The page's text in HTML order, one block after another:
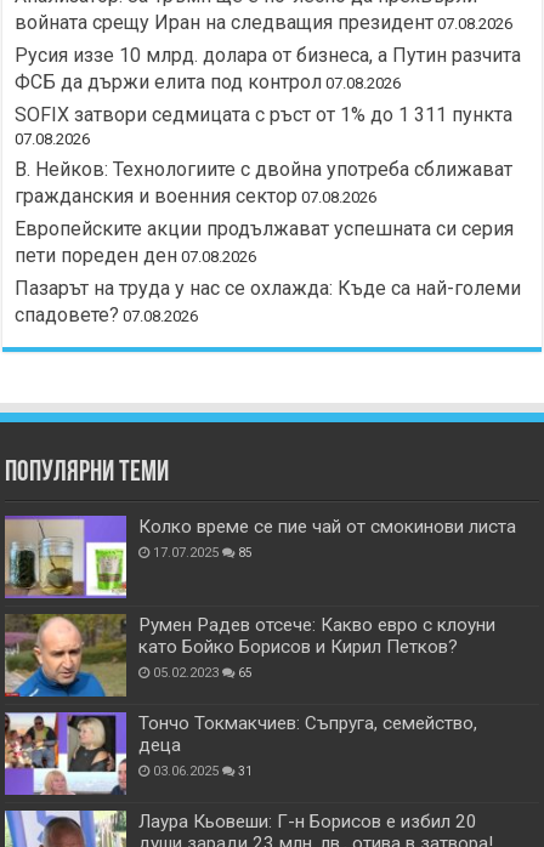
войната срещу Иран на следващия президент 07.08.2026
Русия иззе 10 млрд. долара от бизнеса, а Путин разчита
ФСБ да държи елита под контрол 07.08.2026
SOFIX затвори седмицата с ръст от 1% до 1 311 пункта
07.08.2026
В. Нейков: Технологиите с двойна употреба сближават
гражданския и военния сектор 07.08.2026
Европейските акции продължават успешната си серия
пети пореден ден 07.08.2026
Пазарът на труда у нас се охлажда: Къде са най-големи
спадовете? 07.08.2026
Популярни теми
Колко време се пие чай от смокинови листа
17.07.2025 85
Румен Радев отсече: Какво евро с клоуни
като Бойко Борисов и Кирил Петков?
05.02.2023 65
Тончо Токмакчиев: Съпруга, семейство,
деца
03.06.2025 31
Лаура Кьовеши: Г-н Борисов е избил 20